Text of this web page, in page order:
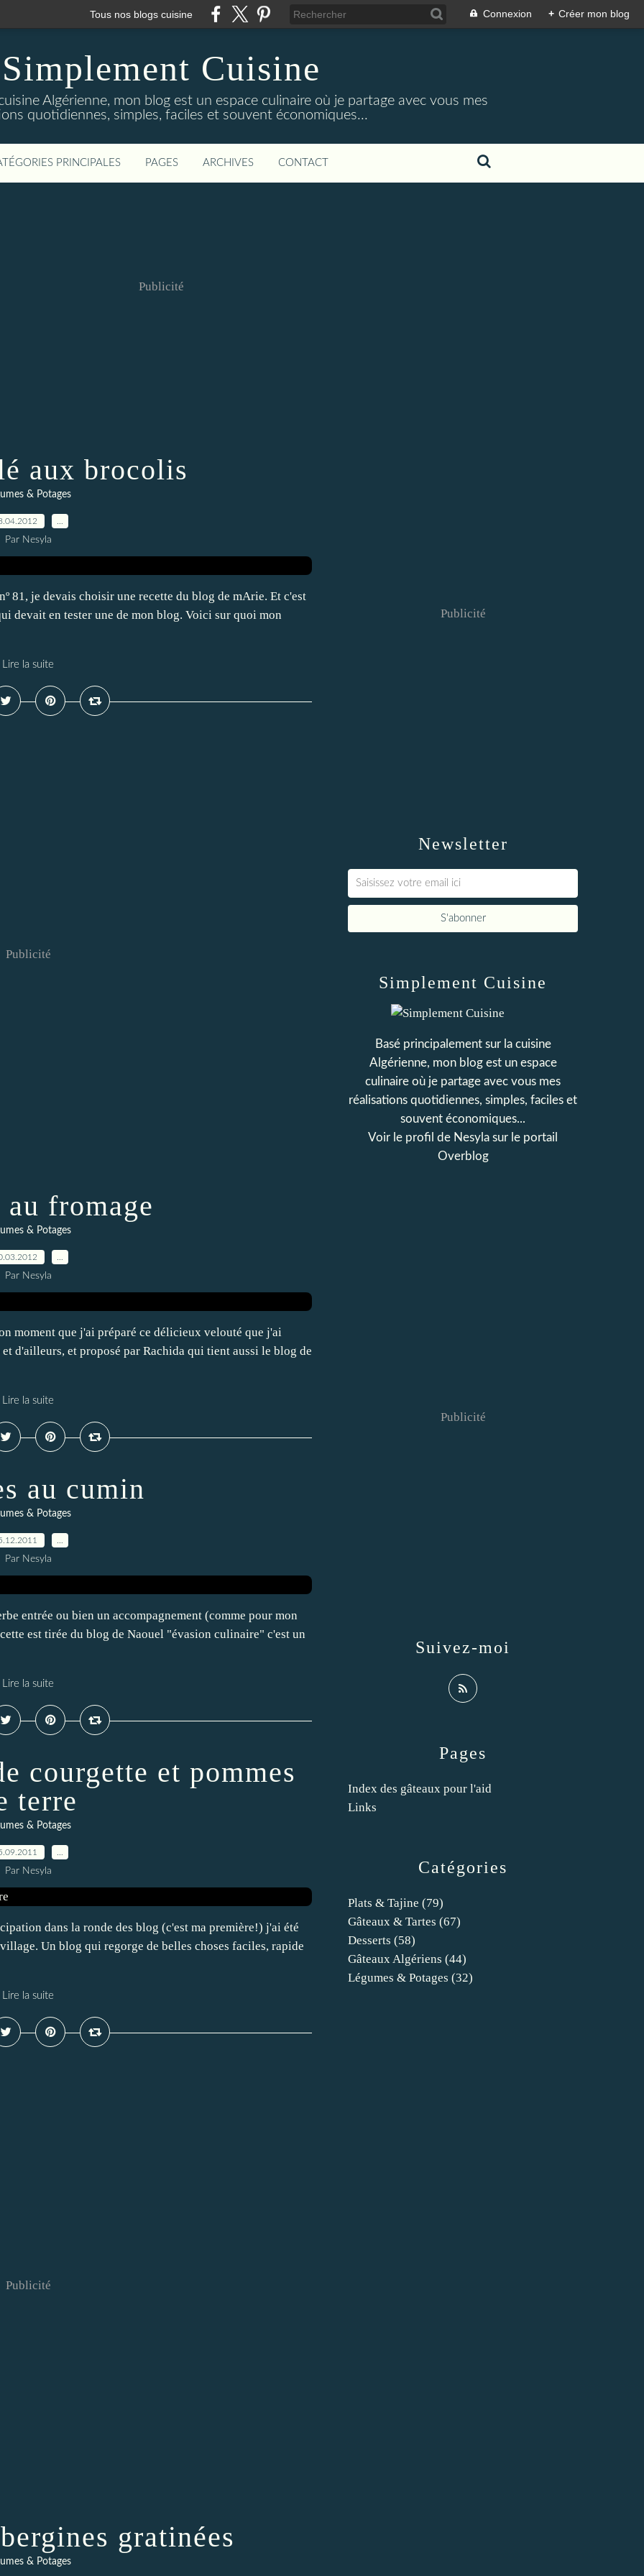
Tous nos blogs cuisine Connexion + Créer mon blog
Simplement Cuisine
Algérienne, mon blog est un espace culinaire où je partage avec vous mes
quotidiennes, simples, faciles et souvent économiques...
PRINCIPALES PAGES ARCHIVES CONTACT
Publicité
aux brocolis
& Potages
Par Nesyla
81, je devais choisir une recette du blog de mArie. Et c'est
devait en tester une de mon blog. Voici sur quoi mon
Lire la suite
Publicité
fromage
& Potages
Par Nesyla
moment que j'ai préparé ce délicieux velouté que j'ai
d'ailleurs, et proposé par Rachida qui tient aussi le blog de
Lire la suite
au cumin
& Potages
Par Nesyla
entrée ou bien un accompagnement (comme pour mon
est tirée du blog de Naouel "évasion culinaire" c'est un
Lire la suite
courgette et pommes
terre
& Potages
Par Nesyla
dans la ronde des blog (c'est ma première!) j'ai été
Un blog qui regorge de belles choses faciles, rapide
Lire la suite
Publicité
gratinées
& Potages
Newsletter
Publicité
Catégories
Plats & Tajine (79)
Gâteaux & Tartes (67)
Desserts (58)
Gâteaux Algériens (44)
Légumes & Potages (32)
Pages
Index des gâteaux pour l'aid
Links
Simplement Cuisine
Basé principalement sur la cuisine
Algérienne, mon blog est un espace
culinaire où je partage avec vous mes
réalisations quotidiennes, simples, faciles et
souvent économiques...
Voir le profil de Nesyla sur le portail
Overblog
Suivez-moi
Publicité